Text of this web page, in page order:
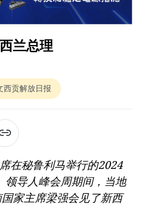
兰总理
西贡解放日报
在秘鲁利马举行的2024
领导人峰会周期间，当地
家主席梁强会见了新西